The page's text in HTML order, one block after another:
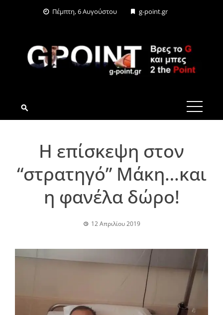
Πέμπτη, 6 Αυγούστου g-point.gr
G-POINT.GR
Η επίσκεψη στον
“στρατηγό” Μάκη…και
η φανέλα δώρο!
12 Απριλίου 2019